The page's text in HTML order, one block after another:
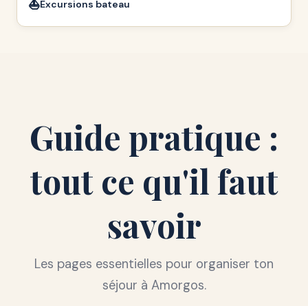
⛵Excursions bateau
Guide pratique :
tout ce qu'il faut
savoir
Les pages essentielles pour organiser ton
séjour à Amorgos.